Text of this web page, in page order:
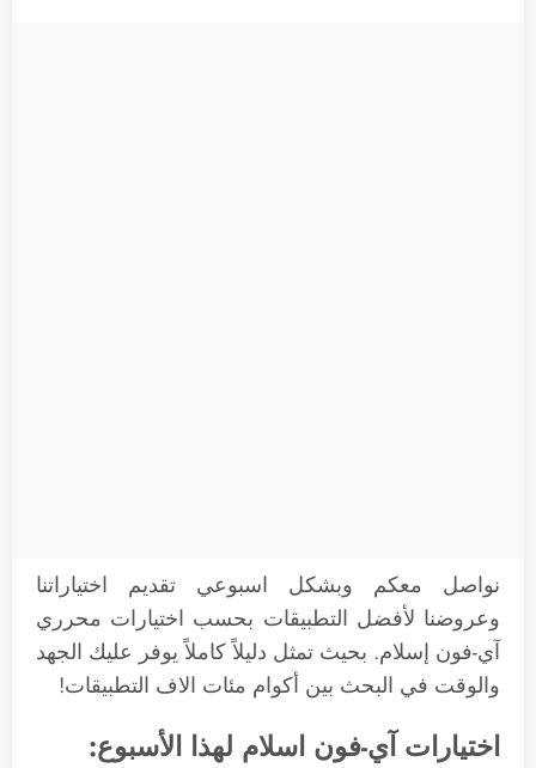
نواصل معكم وبشكل اسبوعي تقديم اختياراتنا
وعروضنا لأفضل التطبيقات بحسب اختيارات محرري
آي-فون إسلام. بحيث تمثل دليلاً كاملاً يوفر عليك الجهد
والوقت في البحث بين أكوام مئات الاف التطبيقات!
اختيارات آي-فون اسلام لهذا الأسبوع: